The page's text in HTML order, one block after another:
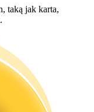
taką jak karta,